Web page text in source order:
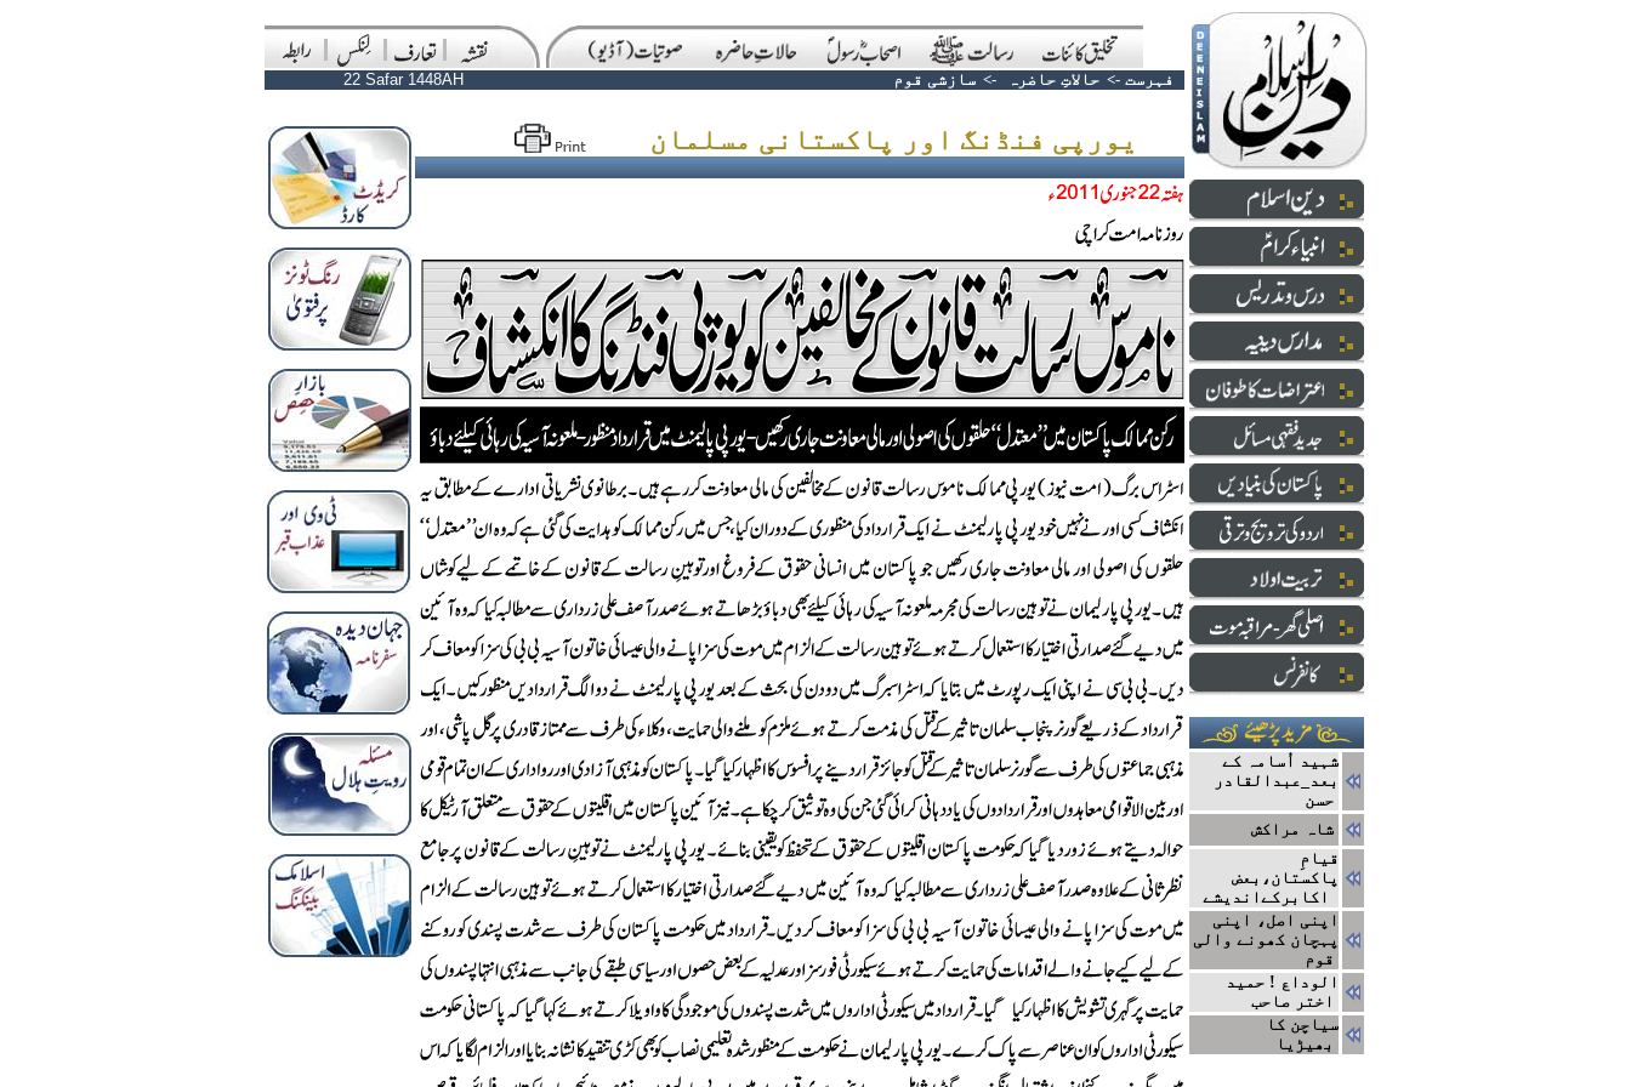
22 Safar 1448AH فہرست ->حالاتِ حاضرہ ->سازشی قوم
شہید اُسامہ کے
بعد_عبدالقادر
حسن
شاہ مراکش
قیامِ
پاکستان،بعض
اپنی اصل، اپنی
پہچان کھونے والی
قوم
الوداع ! حمید
اختر صاحب
سیاچن کا
بھیڑیا